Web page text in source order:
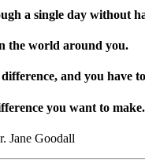
a single day without
the world around you.
and you have
you want to make.
Jane Goodall